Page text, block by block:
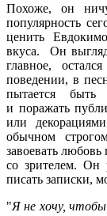
Похоже, он
популярность
ценить
вкуса. Он
главное,
поведении, в
пытается быть
и поражать
или
обычном
завоевать
со зрителем. Он
писать записки,
"Я не хочу,